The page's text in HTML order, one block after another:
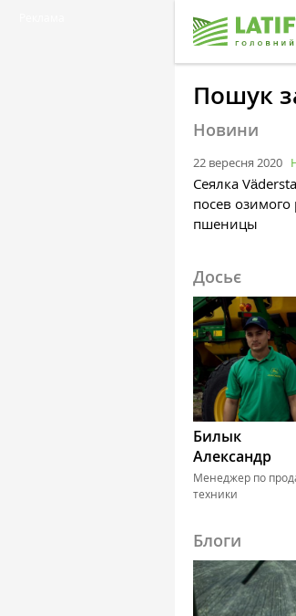
Пошук
Новини
22 вересня 2020
Сеялка
посев озимого
пшеницы
Досьє
Билык
Александр
Менеджер по
техники
Блоги